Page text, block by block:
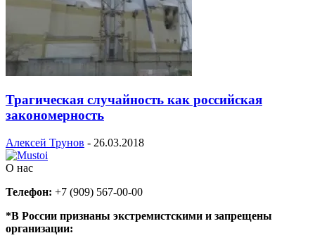
Трагическая случайность как российская
закономерность
Алексей Трунов - 26.03.2018
О нас
Телефон: +7 (909) 567-00-00
*В России признаны экстремистскими и запрещены
организации: